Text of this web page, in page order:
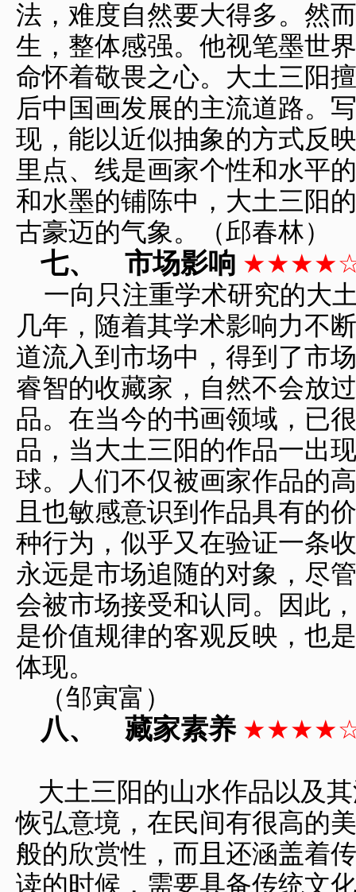
法，难度自然要大得多。然
生，整体感强。他视笔墨世
命怀着敬畏之心。大土三阳
后中国画发展的主流道路。
现，能以近似抽象的方式反
里点、线是画家个性和水平
和水墨的铺陈中，大土三阳
古豪迈的气象。（邱春林）
七、 市场影响
一向只注重学术研究的大
几年，随着其学术影响力不
道流入到市场中，得到了市
睿智的收藏家，自然不会放
品。在当今的书画领域，已
品，当大土三阳的作品一出
球。人们不仅被画家作品的
且也敏感意识到作品具有的
种行为，似乎又在验证一条
永远是市场追随的对象，尽
会被市场接受和认同。因此
是价值规律的客观反映，也
体现。
（邹寅富）
八、 藏家素养
大土三阳的山水作品以及
恢弘意境，在民间有很高的
般的欣赏性，而且还涵盖着
读的时候，需要具备传统文